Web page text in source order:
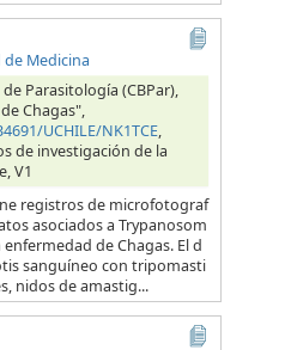
de Medicina
Parasitología (CBPar),
Chagas",
UCHILE/NK1TCE,
de investigación de la
V1
registros de microfotograf
asociados a Trypanosom
de Chagas. El d
sanguíneo con tripomasti
nidos de amastig...